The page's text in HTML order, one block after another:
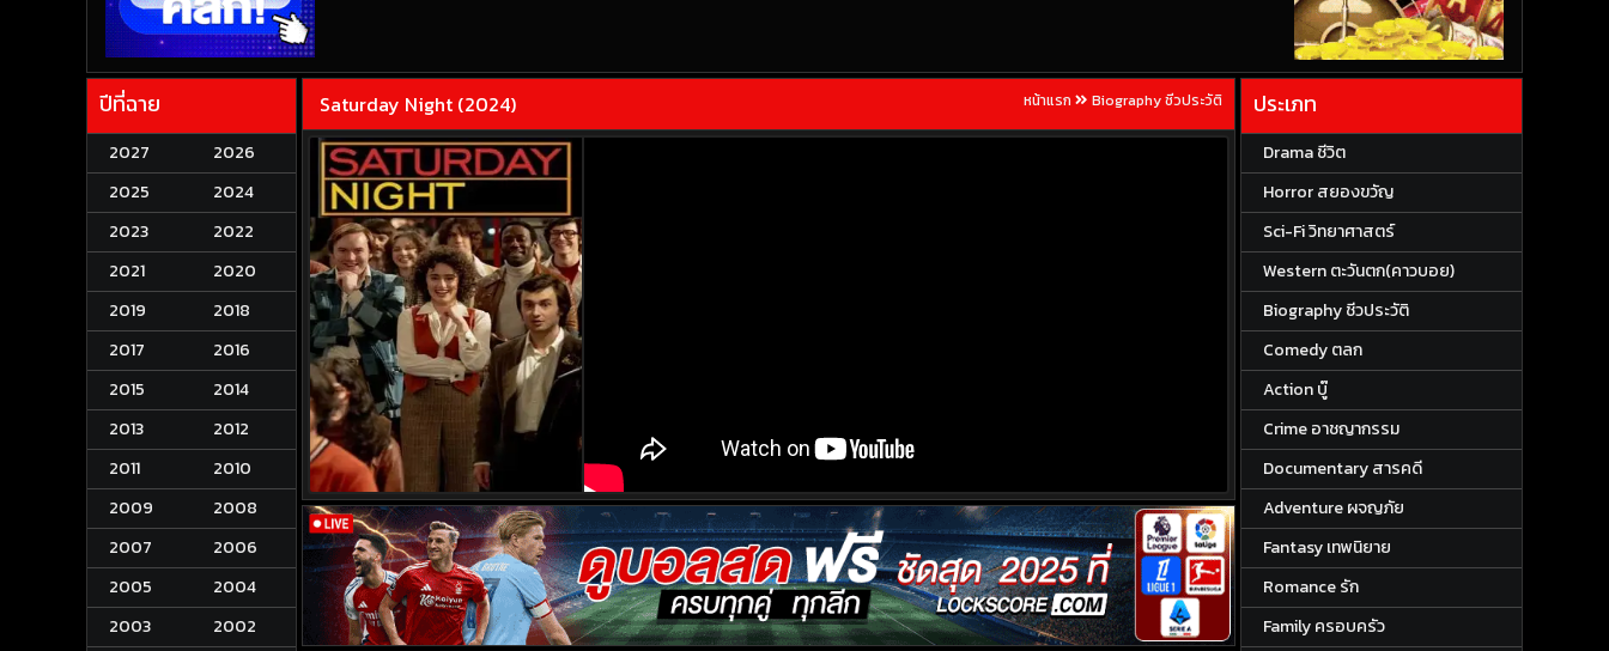
ปีที่ฉาย
2027
2026
2025
2024
2023
2022
2021
2020
2019
2018
2017
2016
2015
2014
2013
2012
2011
2010
2009
2008
2007
2006
2005
2004
2003
2002
Saturday Night (2024) หน้าแรก Biography ชีวประวัติ ประเภท
Drama ชีวิต
Horror สยองขวัญ
Sci-Fi วิทยาศาสตร์
Western ตะวันตก(คาวบอย)
Biography ชีวประวัติ
Comedy ตลก
Action บู๊
Crime อาชญากรรม
Documentary สารคดี
Adventure ผจญภัย
Fantasy เทพนิยาย
Romance รัก
Family ครอบครัว